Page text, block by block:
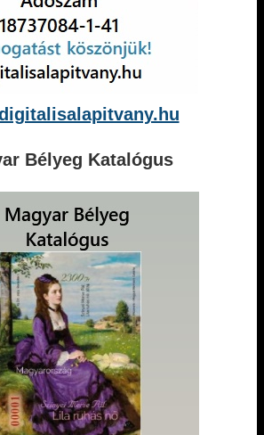
Bélyeg Katalógus